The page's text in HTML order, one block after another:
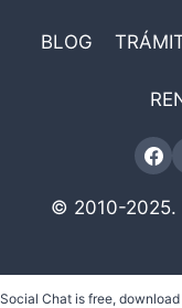
BLOG
© 2010-2025.
Social Chat is free,